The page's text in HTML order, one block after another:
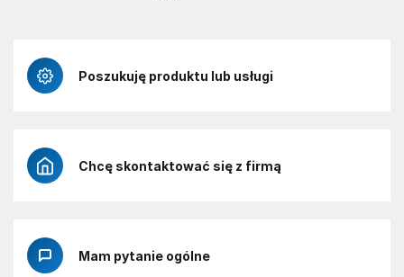
Poszukuję produktu lub usługi
Chcę skontaktować się z firmą
Mam pytanie ogólne